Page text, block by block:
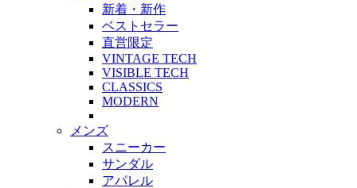
新着・新作
ベストセラー
直営限定
VINTAGE TECH
VISIBLE TECH
CLASSICS
MODERN
メンズ
スニーカー
サンダル
アパレル